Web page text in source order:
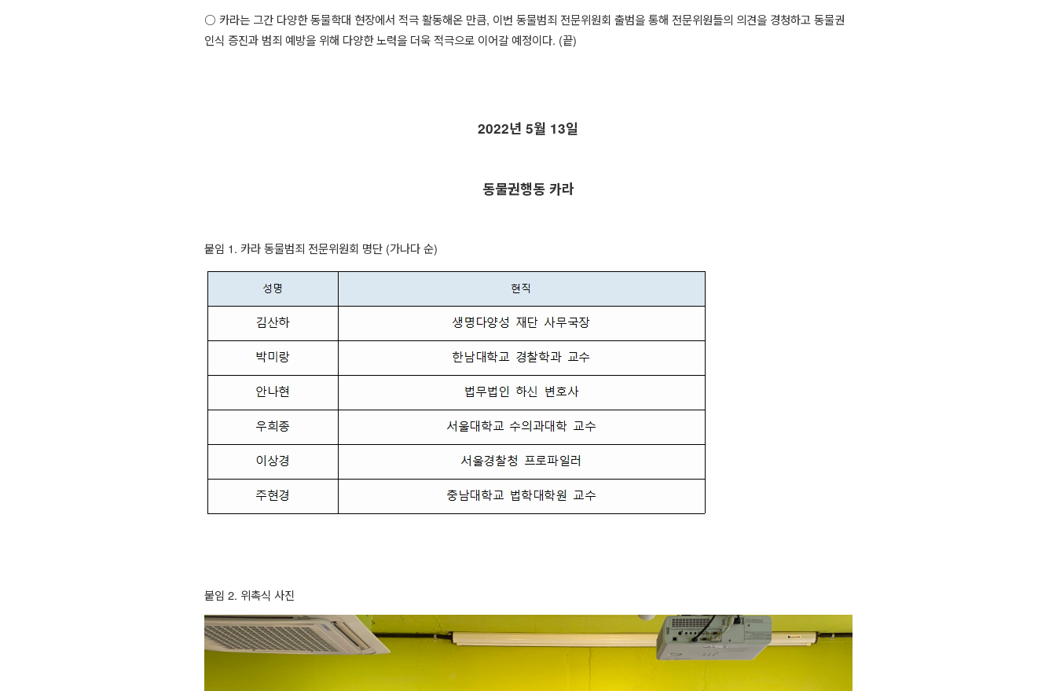
○ 카라는 그간 다양한 동물학대 현장에서 적극 활동해온 만큼, 이번 동물범죄 전문위원회 출범을 통해 전문위원들의 의견을 경청하고 동물권
인식 증진과 범죄 예방을 위해 다양한 노력을 더욱 적극으로 이어갈 예정이다. (끝)
2022년 5월 13일
동물권행동 카라
붙임 1. 카라 동물범죄 전문위원회 명단 (가나다 순)
붙임 2. 위촉식 사진